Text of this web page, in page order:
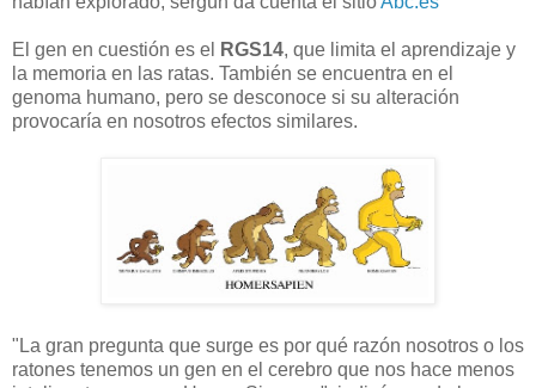
El gen en cuestión es el RGS14, que limita el aprendizaje y
la memoria en las ratas. También se encuentra en el
genoma humano, pero se desconoce si su alteración
provocaría en nosotros efectos similares.
"La gran pregunta que surge es por qué razón nosotros o los
ratones tenemos un gen en el cerebro que nos hace menos